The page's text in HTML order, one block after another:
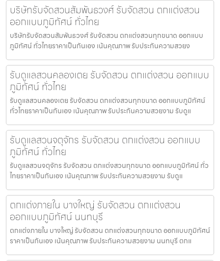
บริษัทรับจัดสวนสัมพันธวงศ์ รับจัดสวน ตกแต่งสวน
ออกแบบภูมิทัศน์ ทั่วไทย
บริษัทรับจัดสวนสัมพันธวงศ์ รับจัดสวน ตกแต่งสวนทุกขนาด ออกแบบ
ภูมิทัศน์ ทั่วไทยราคาเป็นกันเอง เน้นคุณภาพ รับประกันความสวยง
รับดูแลสวนคลองเตย รับจัดสวน ตกแต่งสวน ออกแบบ
ภูมิทัศน์ ทั่วไทย
รับดูแลสวนคลองเตย รับจัดสวน ตกแต่งสวนทุกขนาด ออกแบบภูมิทัศน์
ทั่วไทยราคาเป็นกันเอง เน้นคุณภาพ รับประกันความสวยงาม รับดูแ
รับดูแลสวนจตุจักร รับจัดสวน ตกแต่งสวน ออกแบบ
ภูมิทัศน์ ทั่วไทย
รับดูแลสวนจตุจักร รับจัดสวน ตกแต่งสวนทุกขนาด ออกแบบภูมิทัศน์ ทั่ว
ไทยราคาเป็นกันเอง เน้นคุณภาพ รับประกันความสวยงาม รับดูแ
ตกแต่งภายใน บางใหญ่ รับจัดสวน ตกแต่งสวน
ออกแบบภูมิทัศน์ นนทบุรี
ตกแต่งภายใน บางใหญ่ รับจัดสวน ตกแต่งสวนทุกขนาด ออกแบบภูมิทัศน์
ราคาเป็นกันเอง เน้นคุณภาพ รับประกันความสวยงาม นนทบุรี ตกแ